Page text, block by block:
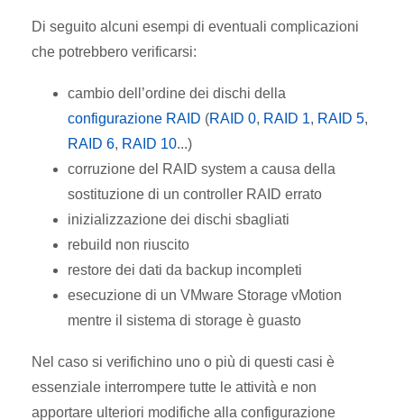
Di seguito alcuni esempi di eventuali complicazioni
che potrebbero verificarsi:
cambio dell’ordine dei dischi della
configurazione RAID (RAID 0, RAID 1, RAID 5,
RAID 6, RAID 10...)
corruzione del RAID system a causa della
sostituzione di un controller RAID errato
inizializzazione dei dischi sbagliati
rebuild non riuscito
restore dei dati da backup incompleti
esecuzione di un VMware Storage vMotion
mentre il sistema di storage è guasto
Nel caso si verifichino uno o più di questi casi è
essenziale interrompere tutte le attività e non
apportare ulteriori modifiche alla configurazione